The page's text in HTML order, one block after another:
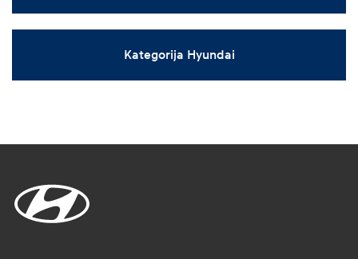
Kategorija Hyundai